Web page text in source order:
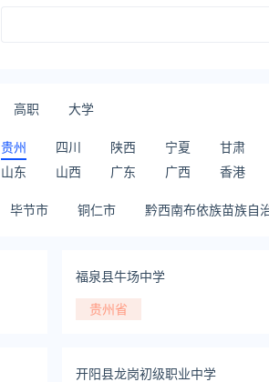
高职 大学
贵州 四川 陕西 宁夏 甘肃
山东 山西 广东 广西 香港
毕节市 铜仁市 黔西南布依族苗族自
福泉县牛场中学
贵州省
开阳县龙岗初级职业中学